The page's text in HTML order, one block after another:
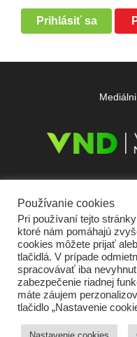
Prihlásiť sa
Domov O nás Kontakt
Podmienky používania
Používanie cookies
Pri používaní tejto
ktoré nám pomáhajú
cookies môžete prijať
tlačidlá. V prípade
spracovávať iba
zabezpečenie riadnej
máte záujem
tlačidlo „Nastavenie